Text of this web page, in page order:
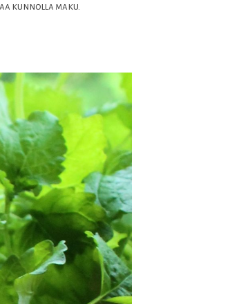
kunnolla maku.